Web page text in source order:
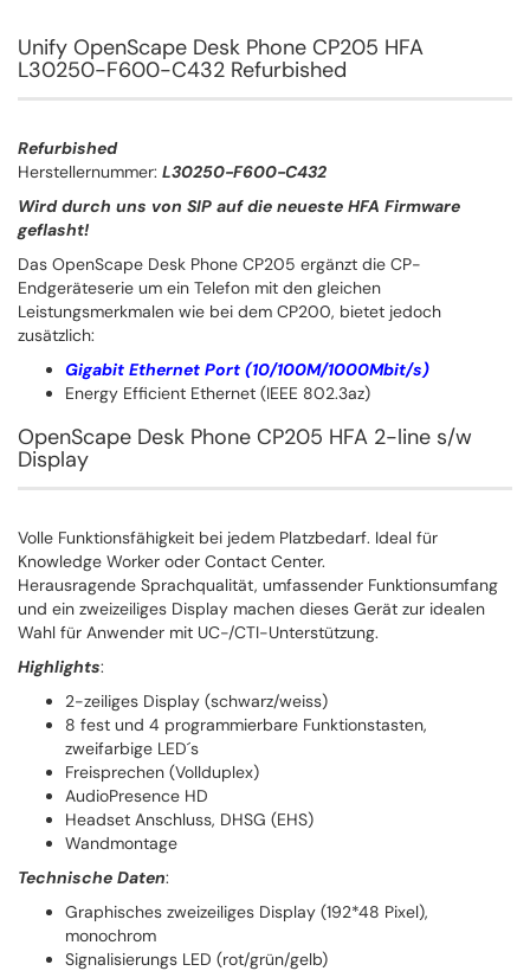
Unify OpenScape Desk Phone CP205 HFA
L30250-F600-C432 Refurbished
Refurbished
Herstellernummer: L30250-F600-C432
Wird durch uns von SIP auf die neueste HFA Firmware
geflasht!
Das OpenScape Desk Phone CP205 ergänzt die CP-
Endgeräteserie um ein Telefon mit den gleichen
Leistungsmerkmalen wie bei dem CP200, bietet jedoch
zusätzlich:
Gigabit Ethernet Port (10/100M/1000Mbit/s)
Energy Efficient Ethernet (IEEE 802.3az)
OpenScape Desk Phone CP205 HFA 2-line s/w
Display
Volle Funktionsfähigkeit bei jedem Platzbedarf. Ideal für
Knowledge Worker oder Contact Center.
Herausragende Sprachqualität, umfassender Funktionsumfang
und ein zweizeiliges Display machen dieses Gerät zur idealen
Wahl für Anwender mit UC-/CTI-Unterstützung.
Highlights:
2-zeiliges Display (schwarz/weiss)
8 fest und 4 programmierbare Funktionstasten,
zweifarbige LED´s
Freisprechen (Vollduplex)
AudioPresence HD
Headset Anschluss, DHSG (EHS)
Wandmontage
Technische Daten:
Graphisches zweizeiliges Display (192*48 Pixel),
monochrom
Signalisierungs LED (rot/grün/gelb)